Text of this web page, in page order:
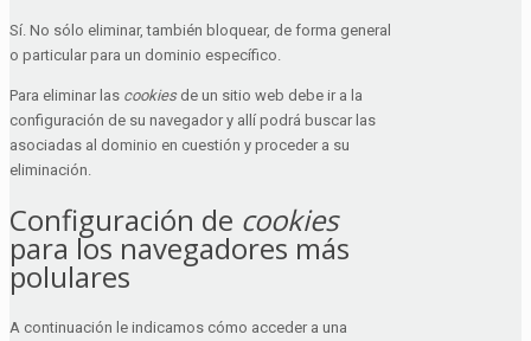
Sí. No sólo eliminar, también bloquear, de forma general
o particular para un dominio específico.
Para eliminar las cookiesde un sitio web debe ir a la
configuración de su navegador y allí podrá buscar las
asociadas al dominio en cuestión y proceder a su
eliminación.
Configuración de cookies
para los navegadores más
polulares
A continuación le indicamos cómo acceder a una